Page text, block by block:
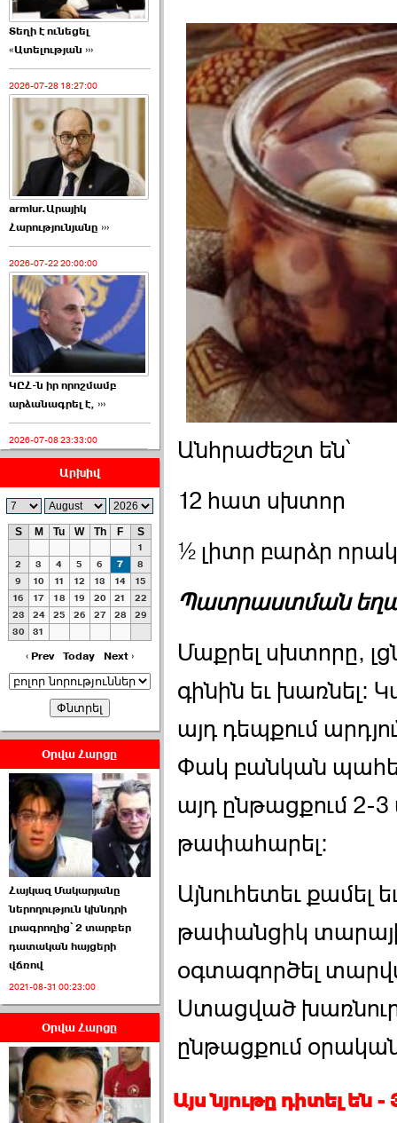
Տեղի է ունեցել
«Ատելության ›››
2026-07-28 18:27:00
armlur.Արայիկ
Հարությունյանը ›››
2026-07-22 20:00:00
ԿԸՀ-ն իր որոշմամբ
արձանագրել է, ›››
2026-07-08 23:33:00
ՀԱՅԱՊԱՀՊԱՆՈՒԹԻՒՆ՝
ՀԱՒԱՏՔԻ ԵՒ
ԿՐԹՈՒԹԵԱՆ
ՃԱՆԱՊԱՐՀՈՎ ›››
2026-07-06 06:50:00
Ամենաշատը էսօրվանից
էի վախենում.Նիկոլայ
Եղիազարյան ›››
2026-07-05 23:19:00
ՏԵՍԱՆՅՈՒԹ․ Ի՞նչ
իրավիճակ է այս ›››
2026-07-04 10:40:00
Արխիվ
S M Tu W Th F S
1
2
3 4 5 6 7
8
9
10 11 12 13 14
15
16
17 18 19 20 21
22
23
24 25 26 27 28
29
30
31
‹ Prev Today Next ›
Օրվա Հարցը
Հայկազ Մակարյանը
ներողություն կխնդրի
լրագրողից՝ 2 տարբեր
դատական հայցերի
վճռով
2021-08-31 00:23:00
Օրվա Հարցը
Անհրաժեշտ են՝
12 հատ սխտոր
½ լիտր բարձր
Պատրաստման
Մաքրել սխտորը,
գինին եւ խառնել:
այդ դեպքում
Փակ բանկան
այդ ընթացքում
թափահարել:
Այնուհետեւ քամել
թափանցիկ տարայի
օգտագործել
Ստացված
ընթացքում
Այս նյութը դիտել են